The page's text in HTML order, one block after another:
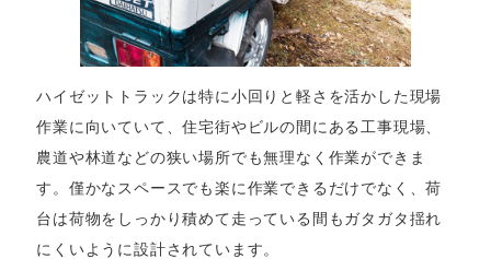
ハイゼットトラックは特に小回りと軽さを活かした現場
作業に向いていて、住宅街やビルの間にある工事現場、
農道や林道などの狭い場所でも無理なく作業ができま
す。僅かなスペースでも楽に作業できるだけでなく、荷
台は荷物をしっかり積めて走っている間もガタガタ揺れ
にくいように設計されています。